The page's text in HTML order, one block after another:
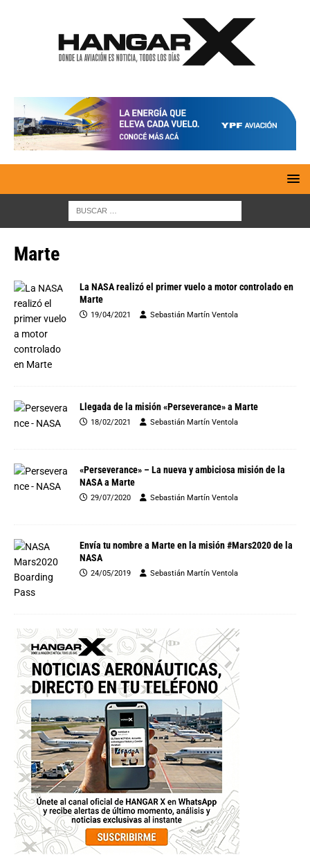
Marte
La NASA realizó el primer vuelo a motor controlado en
Marte
19/04/2021 Sebastián Martín Ventola
Llegada de la misión «Perseverance» a Marte
18/02/2021 Sebastián Martín Ventola
«Perseverance» – La nueva y ambiciosa misión de la
NASA a Marte
29/07/2020 Sebastián Martín Ventola
Envía tu nombre a Marte en la misión #Mars2020 de la
NASA
24/05/2019 Sebastián Martín Ventola